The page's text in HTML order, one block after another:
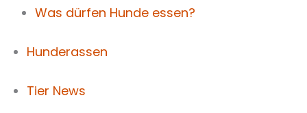
Was dürfen Hunde essen?
Hunderassen
Tier News